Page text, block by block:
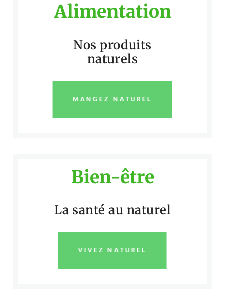
Alimentation
Nos produits
naturels
MANGEZ NATUREL
Bien-être
La santé au naturel
VIVEZ NATUREL